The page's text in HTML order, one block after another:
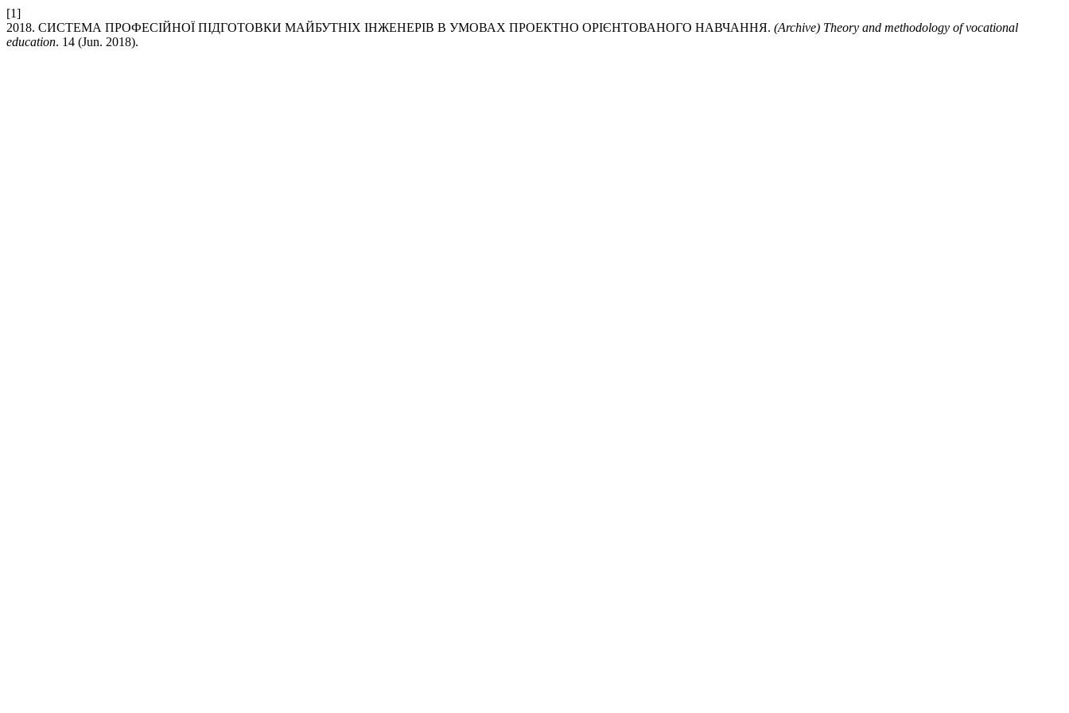
[1]
2018. СИСТЕМА ПРОФЕСІЙНОЇ ПІДГОТОВКИ МАЙБУТНІХ ІНЖЕНЕРІВ В УМОВАХ ПРОЕКТНО ОРІЄНТОВАНОГО НАВЧАННЯ. (Archive) Theory and methodology of vocational
education. 14 (Jun. 2018).